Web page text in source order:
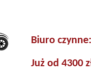
Biuro
Już od 4300